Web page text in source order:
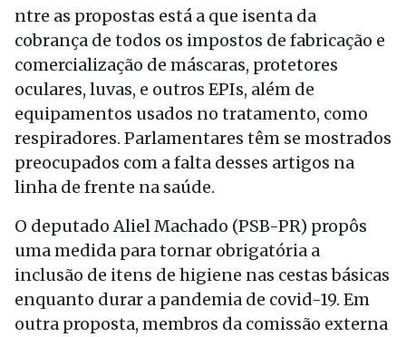
ntre as propostas está a que isenta da
cobrança de todos os impostos de fabricação e
comercialização de máscaras, protetores
oculares, luvas, e outros EPIs, além de
equipamentos usados no tratamento, como
respiradores. Parlamentares têm se mostrados
preocupados com a falta desses artigos na
linha de frente na saúde.
O deputado Aliel Machado (PSB-PR) propôs
uma medida para tornar obrigatória a
inclusão de itens de higiene nas cestas básicas
enquanto durar a pandemia de covid-19. Em
outra proposta, membros da comissão externa